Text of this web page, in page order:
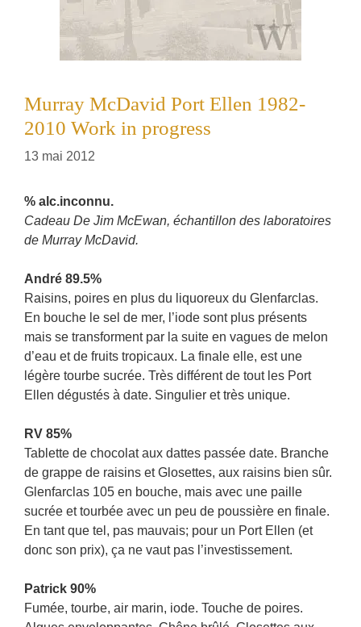
Murray McDavid Port Ellen 1982-
2010 Work in progress
13 mai 2012
% alc.inconnu.
Cadeau De Jim McEwan, échantillon des laboratoires
de Murray McDavid.
André 89.5%
Raisins, poires en plus du liquoreux du Glenfarclas.
En bouche le sel de mer, l’iode sont plus présents
mais se transforment par la suite en vagues de melon
d’eau et de fruits tropicaux. La finale elle, est une
légère tourbe sucrée. Très différent de tout les Port
Ellen dégustés à date. Singulier et très unique.
RV 85%
Tablette de chocolat aux dattes passée date. Branche
de grappe de raisins et Glosettes, aux raisins bien sûr.
Glenfarclas 105 en bouche, mais avec une paille
sucrée et tourbée avec un peu de poussière en finale.
En tant que tel, pas mauvais; pour un Port Ellen (et
donc son prix), ça ne vaut pas l’investissement.
Patrick 90%
Fumée, tourbe, air marin, iode. Touche de poires.